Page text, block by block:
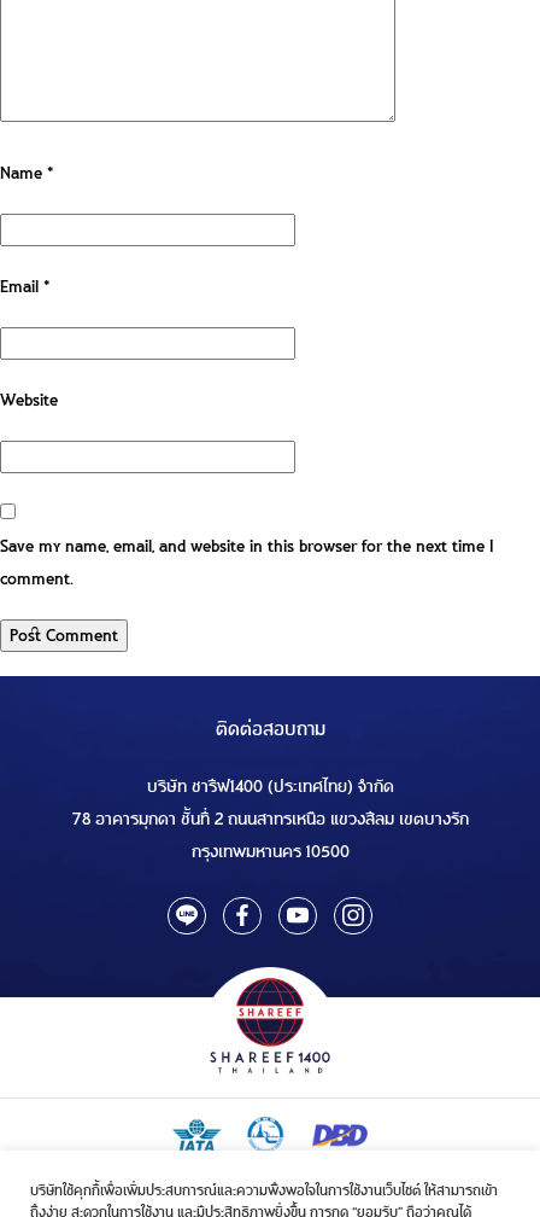
บริษัทใช้คุกกี้เพื่อเพิ่มประสบการณ์และความพึงพอใจในการใช้งานเว็บไซต์ ให้สามารถเข้า
ถึงง่าย สะดวกในการใช้งาน และมีประสิทธิภาพยิ่งขึ้น การกด “ยอมรับ” ถือว่าคุณได้
Name*
Email*
Website
Save my name, email, and website in this browser for the next time I
comment.
ติดต่อสอบถาม
บริษัท ชารีฟ1400 (ประเทศไทย) จำกัด
78 อาคารมุกดา ชั้นที่ 2 ถนนสาทรเหนือ แขวงสีลม เขตบางรัก
กรุงเทพมหานคร 10500
ใบอนุญาตเป็นผู้ประกอบกิจการรับจัดบริการขนส่งในกิจการฮัจย์เลขที่ 1/2568